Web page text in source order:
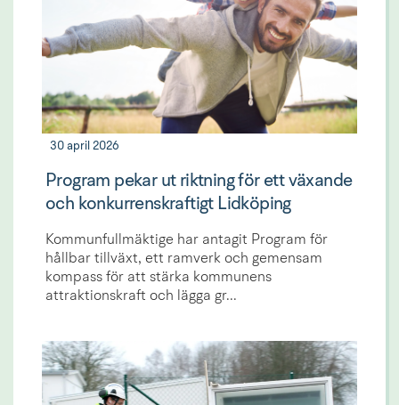
30 april 2026
Program pekar ut riktning för ett växande
och konkurrenskraftigt Lidköping
Kommunfullmäktige har antagit Program för
hållbar tillväxt, ett ramverk och gemensam
kompass för att stärka kommunens
attraktionskraft och lägga gr...